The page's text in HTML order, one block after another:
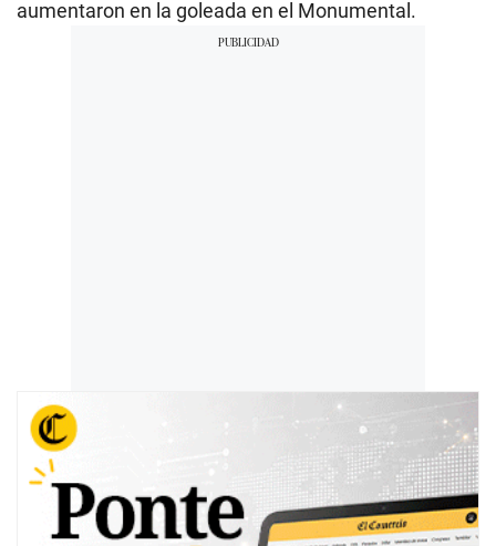
aumentaron en la goleada en el Monumental.